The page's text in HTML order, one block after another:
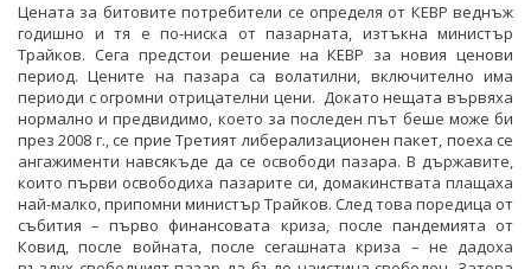
Цената за битовите потребители се определя от КЕВР веднъж
годишно и тя е по-ниска от пазарната, изтъкна министър
Трайков. Сега предстои решение на КЕВР за новия ценови
период. Цените на пазара са волатилни, включително има
периоди с огромни отрицателни цени. Докато нещата вървяха
нормално и предвидимо, което за последен път беше може би
през 2008 г., се прие Третият либерализационен пакет, поеха се
ангажименти навсякъде да се освободи пазара. В държавите,
които първи освободиха пазарите си, домакинствата плащаха
най-малко, припомни министър Трайков. След това поредица от
събития – първо финансовата криза, после пандемията от
Ковид, после войната, после сегашната криза – не дадоха